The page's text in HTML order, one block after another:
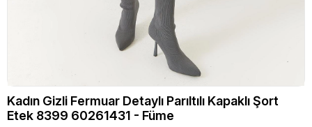
Kadın Gizli Fermuar Detaylı Parıltılı Kapaklı Şort
Etek 8399 60261431 - Füme